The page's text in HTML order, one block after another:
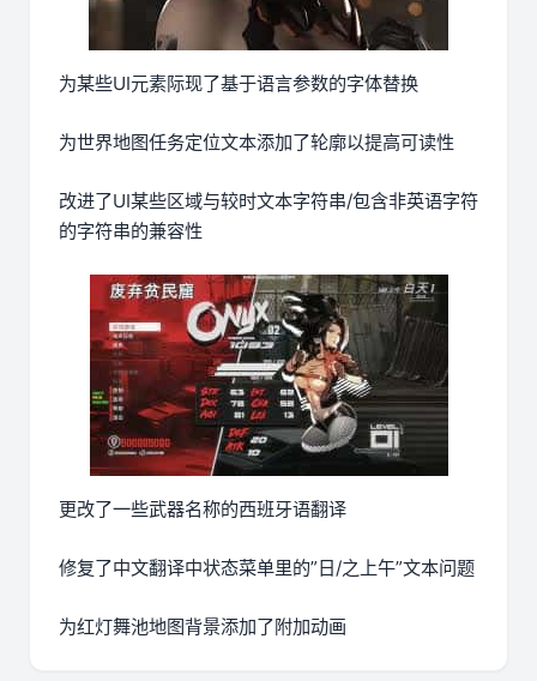
为某些UI元素际现了基于语言参数的字体替换
为世界地图任务定位文本添加了轮廓以提高可读性
改进了UI某些区域与较时文本字符串/包含非英语字符
的字符串的兼容性
更改了一些武器名称的西班牙语翻译
修复了中文翻译中状态菜单里的”日/之上午”文本问题
为红灯舞池地图背景添加了附加动画